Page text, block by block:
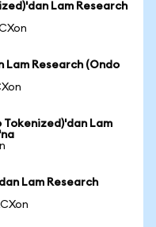
Lam Research
Lam Research (Ondo
Lam
Lam Research